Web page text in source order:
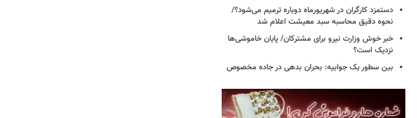
دستمزد کارگران در شهریورماه دوباره ترمیم می‌شود؟/
نحوه دقیق محاسبه سبد معیشت اعلام شد
خبر خوش وزارت نیرو برای مشترکان/ پایان خاموشی‌ها
نزدیک است؟
بین سطور یک جوابیه: بحران بدهی در جاده مخصوص